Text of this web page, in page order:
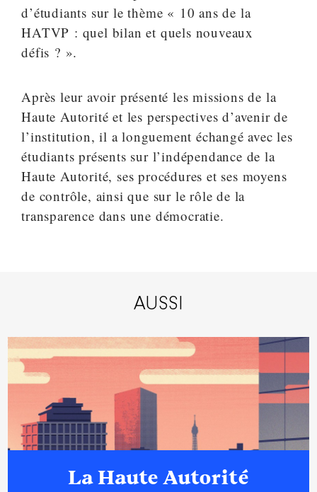
d’étudiants sur le thème « 10 ans de la
HATVP : quel bilan et quels nouveaux
défis ? ».
Après leur avoir présenté les missions de la
Haute Autorité et les perspectives d’avenir de
l’institution, il a longuement échangé avec les
étudiants présents sur l’indépendance de la
Haute Autorité, ses procédures et ses moyens
de contrôle, ainsi que sur le rôle de la
transparence dans une démocratie.
AUSSI
La Haute Autorité